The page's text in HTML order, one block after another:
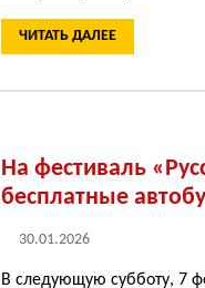
ЧИТАТЬ ДАЛЕЕ
На фестиваль
бесплатные
30.01.2026
В следующую субботу, 7